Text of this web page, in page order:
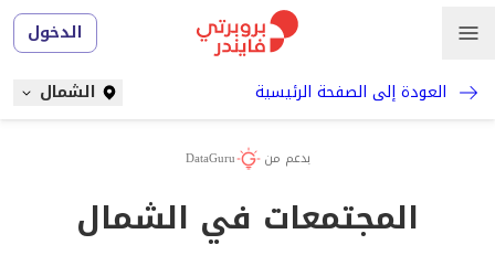
الدخول
العودة إلى الصفحة الرئيسية
الشمال
بدعم من DataGuru
المجتمعات في الشمال